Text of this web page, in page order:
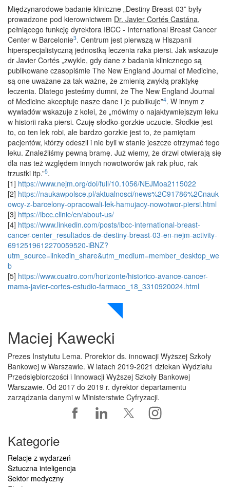
Międzynarodowe badanie kliniczne „Destiny Breast-03” były
prowadzone pod kierownictwem Dr. Javier Cortés Castána,
pełniącego funkcję dyrektora IBCC - International Breast Cancer
Center w Barcelonie3. Centrum jest pierwszą w Hiszpanii
hiperspecjalistyczną jednostką leczenia raka piersi. Jak wskazuje
dr Javier Cortés „zwykle, gdy dane z badania klinicznego są
publikowane czasopiśmie The New England Journal of Medicine,
są one uważane za tak ważne, że zmienią zwykłą praktykę
leczenia. Dlatego jesteśmy dumni, że The New England Journal
of Medicine akceptuje nasze dane i je publikuje”4. W innym z
wywiadów wskazuje z kolei, że „mówimy o najaktywniejszym leku
w historii raka piersi. Czuję słodko-gorzkie uczucie. Słodkie jest
to, co ten lek robi, ale bardzo gorzkie jest to, że pamiętam
pacjentów, którzy odeszli i nie byli w stanie jeszcze otrzymać tego
leku. Znaleźliśmy pewną bramę. Już wiemy, że drzwi otwierają się
dla nas też względem innych nowotworów jak rak płuc, rak
trzustki itp.”5.
[1] https://www.nejm.org/doi/full/10.1056/NEJMoa2115022
[2] https://naukawpolsce.pl/aktualnosci/news%2C91786%2Cnauk
owcy-z-barcelony-opracowali-lek-hamujacy-nowotwor-piersi.html
[3] https://ibcc.clinic/en/about-us/
[4] https://www.linkedin.com/posts/ibcc-international-breast-
cancer-center_resultados-de-destiny-breast-03-en-nejm-activity-
6912519612270059520-iBNZ?
utm_source=linkedin_share&utm_medium=member_desktop_we
b
[5] https://www.cuatro.com/horizonte/historico-avance-cancer-
mama-javier-cortes-estudio-farmaco_18_3310920024.html
Maciej Kawecki
Prezes Instytutu Lema. Prorektor ds. innowacji Wyższej Szkoły
Bankowej w Warszawie. W latach 2019-2021 dziekan Wydziału
Przedsiębiorczości i Innowacji Wyższej Szkoły Bankowej
Warszawie. Od 2017 do 2019 r. dyrektor departamentu
zarządzania danymi w Ministerstwie Cyfryzacji.
Kategorie
Relacje z wydarzeń
Sztuczna inteligencja
Sektor medyczny